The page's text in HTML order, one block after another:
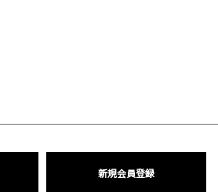
新規会員登録